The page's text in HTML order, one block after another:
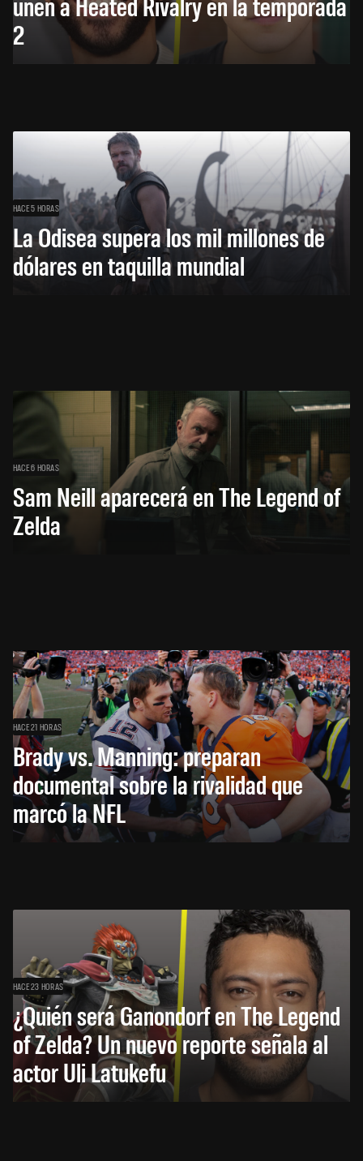
2
HACE 5 HORAS
La Odisea supera los mil millones de
dólares en taquilla mundial
HACE 6 HORAS
Sam Neill aparecerá en The Legend of
Zelda
HACE 21 HORAS
Brady vs. Manning: preparan
documental sobre la rivalidad que
marcó la NFL
HACE 23 HORAS
¿Quién será Ganondorf en The Legend
of Zelda? Un nuevo reporte señala al
actor Uli Latukefu